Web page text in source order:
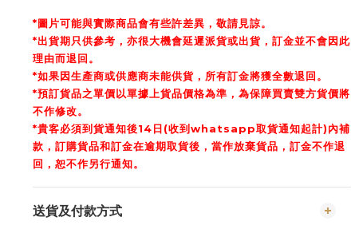
*圖片可能與實際商品會有些許差異，敬請見諒。
*出貨期只供參考，亦很大機會延遲派貨或出貨，訂金並不會因此
理由而退回。
*如果因生產商或供應商未能供貨，所有訂金將獲全數退回。
*預訂貨品之單價以單據上貨品價格為準，為保障買賣雙方貨價將
不作修改。
*貴客必須到貨通知後14日(收到whatsapp取貨通知起計)內補
款，訂購貨品和訂金在逾期取貨後，當作放棄貨品，訂金不作退
回，恕不作另行通知。
送貨及付款方式